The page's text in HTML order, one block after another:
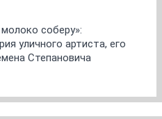
соберу»:
уличного артиста, его
Степановича